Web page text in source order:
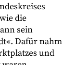
die
sein
Dafür nahm
und